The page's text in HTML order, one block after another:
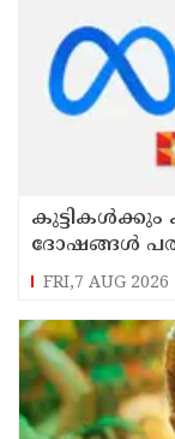
കുട്ടികൾക്കും
ദോഷങ്ങൾ
മില്യൺ
കോടതി
FRI,7 AUG 2026